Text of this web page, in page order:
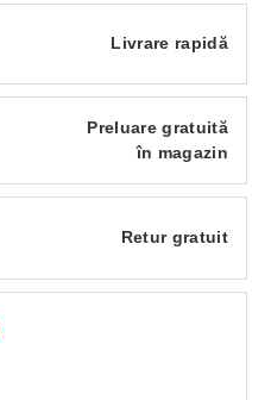
Livrare rapidă
Preluare gratuită
în magazin
Retur gratuit